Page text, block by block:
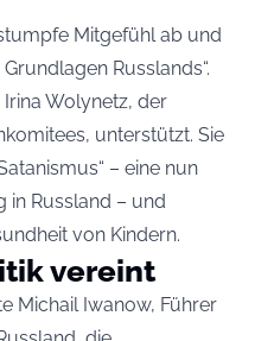
Mitgefühl ab und
Russlands“.
Wolynetz, der
unterstützt. Sie
– eine nun
in Russland – und
von Kindern.
vereint
Michail Iwanow, Führer